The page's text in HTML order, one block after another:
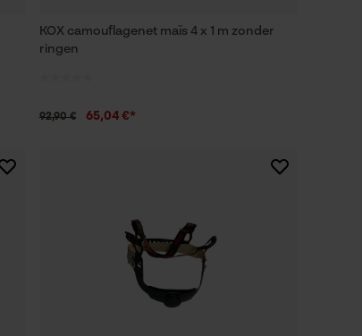
KOX camouflagenet maïs 4 x 1 m zonder
ringen
92,90 € 65,04 €*